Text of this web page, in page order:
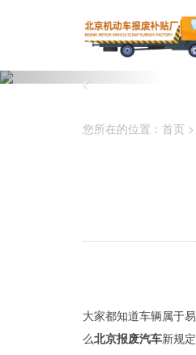
您所在的位置： 首页 >
大家都知道车辆属于
么北京报废汽车新规